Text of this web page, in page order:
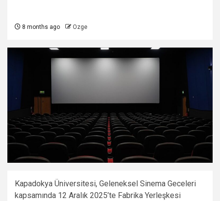
8 months ago Ozge
Kapadokya Üniversitesi, Geleneksel Sinema Geceleri
kapsamında 12 Aralık 2025’te Fabrika Yerleşkesi